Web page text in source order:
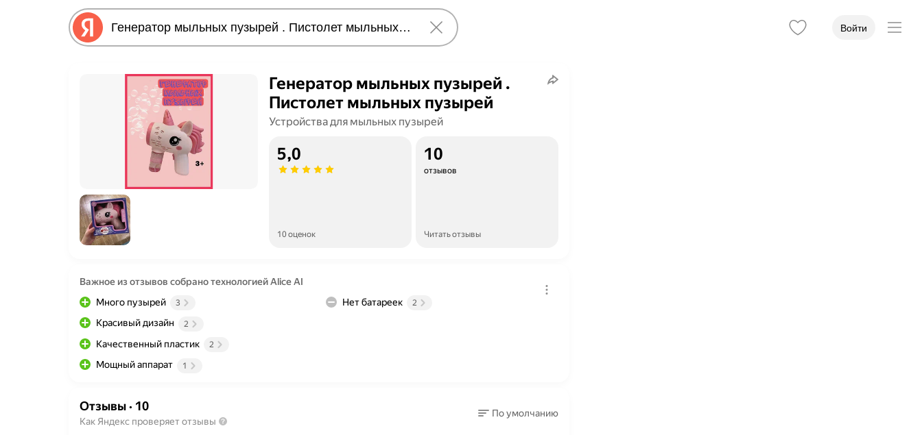
Войти
Генератор мыльных пузырей .
Пистолет мыльных пузырей
Устройства для мыльных пузырей
5,0
10 оценок
10
отзывов
Читать отзывы
Важное из отзывов собрано технологией Alice AI
Много пузырей
3
Красивый дизайн 2
Качественный пластик 2
Мощный аппарат 1
Нет батареек 2
Отзывы· 10
Как Яндекс проверяет отзывы
По умолчанию